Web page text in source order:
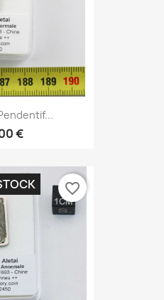
€
favorite_border